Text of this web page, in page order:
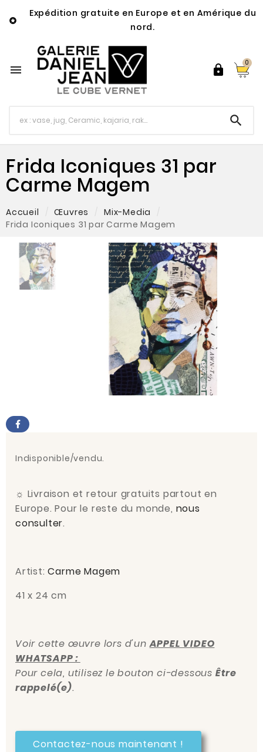

Expédition gratuite en Europe et en Amérique du
nord.
 
0

Frida Iconiques 31 par
Carme Magem
Accueil Œuvres
Mix-Media
Frida Iconiques 31 par Carme Magem
Indisponible/vendu.
☼ Livraison et retour gratuits partout en
Europe. Pour le reste du monde, nous
consulter.
Artist:Carme Magem
41 x 24 cm
Voir cette œuvre lors d'unAPPEL VIDEO
WHATSAPP :
Pour cela, utilisez le bouton ci-dessous Être
rappelé(e).
Contactez-nous maintenant !